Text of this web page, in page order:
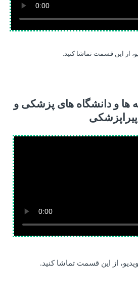
از این قسمت تماشا کنید.
ها و دانشگاه های پزشکی و
پیراپزشکی
از این قسمت تماشا کنید.